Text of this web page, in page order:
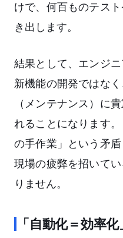
けで、何百ものテス
き出します。
結果として、エンジ
新機能の開発ではな
（メンテナンス）に
れることになります
の手作業」という矛
現場の疲弊を招いて
りません。
「自動化＝効率